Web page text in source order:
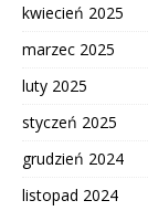
kwiecień 2025
marzec 2025
luty 2025
styczeń 2025
grudzień 2024
listopad 2024